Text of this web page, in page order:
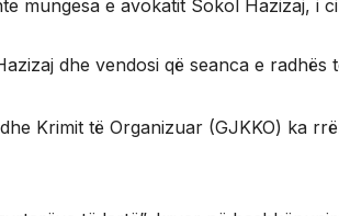
mungesa e avokatit Sokol Hazizaj, i
dhe vendosi që seanca e radhës
Krimit të Organizuar (GJKKO) ka